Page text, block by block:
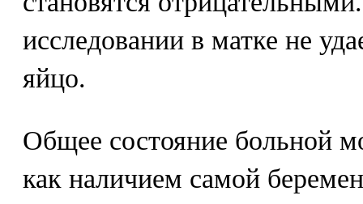
исследовании в матке не
яйцо.
Общее состояние больной
как наличием самой